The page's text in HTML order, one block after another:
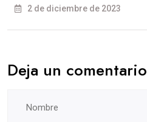
2 de diciembre de 2023
Deja un comentario